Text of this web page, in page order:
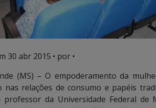
30 abr 2015 • por •
(MS) – O empoderamento da
nas relações de consumo e papéis
professor da Universidade Federal de